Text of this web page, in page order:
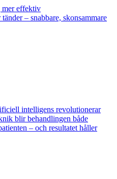
mer effektiv
– snabbare, skonsammare
intelligens revolutionerar
blir behandlingen både
– och resultatet håller